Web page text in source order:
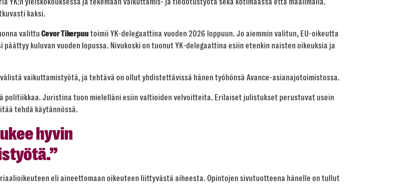
Jaa tämä linkki seuraavilla tavoilla
kaksi.
valittu Cevor Tikerpuutoimii YK-delegaattina vuoden 2026 loppuun. Jo aiemmin valitun, EU-oikeutta
päättyy kuluvan vuoden lopussa. Nivukoski on tuonut YK-delegaattina esiin etenkin naisten oikeuksia ja
vaikuttamistyötä, ja tehtävä on ollut yhdistettävissä hänen työhönsä Avance-asianajotoimistossa.
politiikkaa. Juristina tuon mielelläni esiin valtioiden velvoitteita. Erilaiset julistukset perustuvat usein
tehdä käytännössä.
hyvin
eli aineettomaan oikeuteen liittyvästä aiheesta. Opintojen sivutuotteena hänelle on tullut